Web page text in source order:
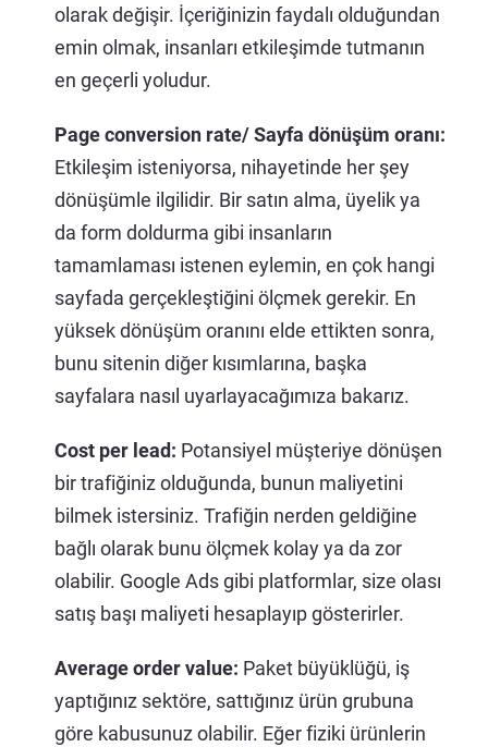
olarak değişir. İçeriğinizin faydalı olduğundan
emin olmak, insanları etkileşimde tutmanın
en geçerli yoludur.
Page conversion rate/ Sayfa dönüşüm oranı:
Etkileşim isteniyorsa, nihayetinde her şey
dönüşümle ilgilidir. Bir satın alma, üyelik ya
da form doldurma gibi insanların
tamamlaması istenen eylemin, en çok hangi
sayfada gerçekleştiğini ölçmek gerekir. En
yüksek dönüşüm oranını elde ettikten sonra,
bunu sitenin diğer kısımlarına, başka
sayfalara nasıl uyarlayacağımıza bakarız.
Cost per lead: Potansiyel müşteriye dönüşen
bir trafiğiniz olduğunda, bunun maliyetini
bilmek istersiniz. Trafiğin nerden geldiğine
bağlı olarak bunu ölçmek kolay ya da zor
olabilir. Google Ads gibi platformlar, size olası
satış başı maliyeti hesaplayıp gösterirler.
Average order value: Paket büyüklüğü, iş
yaptığınız sektöre, sattığınız ürün grubuna
göre kabusunuz olabilir. Eğer fiziki ürünlerin